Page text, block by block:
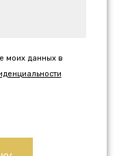
моих данных в